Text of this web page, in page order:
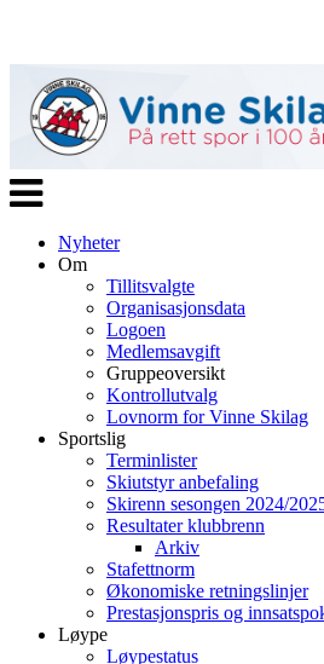
Veksle
navigasjon
Nyheter
Om
Tillitsvalgte
Organisasjonsdata
Logoen
Medlemsavgift
Gruppeoversikt
Kontrollutvalg
Lovnorm for Vinne Skilag
Sportslig
Terminlister
Skiutstyr anbefaling
Skirenn sesongen 2024/
Resultater klubbrenn
Arkiv
Stafettnorm
Økonomiske retningslinjer
Prestasjonspris og
Løype
Løypestatus